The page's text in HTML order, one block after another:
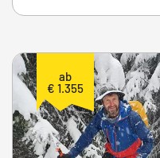
ab
€ 1.355